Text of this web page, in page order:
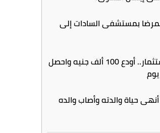
وممرضا بمستشفى السادات إلى
فرصة ذهبية للاستثمار.. أودع 100 ألف جنيه واحصل
حياة والدته وأصاب والده